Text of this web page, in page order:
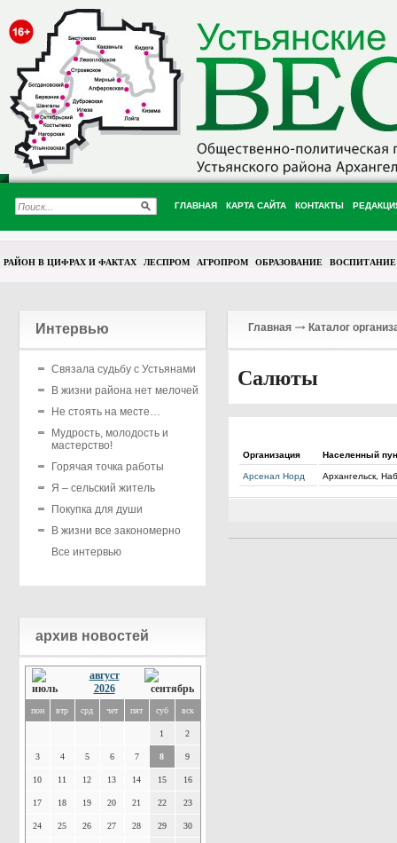
ГЛАВНАЯ КАРТА САЙТА КОНТАКТЫ
РАЙОН В ЦИФРАХ И ФАКТАХ ЛЕСПРОМ АГРОПРОМ ОБРАЗОВАНИЕ ВОСПИТАНИЕ
Интервью
Связала судьбу с Устьянами
В жизни района нет мелочей
Не стоять на месте…
Мудрость, молодость и
мастерство!
Горячая точка работы
Я – сельский житель
Покупка для души
В жизни все закономерно
Все интервью
архив новостей
август
2026
пон втр срд чет пят суб вск
1 2
3 4 5 6 7 8 9
10 11 12 13 14 15 16
17 18 19 20 21 22 23
24 25 26 27 28 29 30
Главная Каталог
Салюты
Организация Населенный
Арсенал Норд Архангельск,